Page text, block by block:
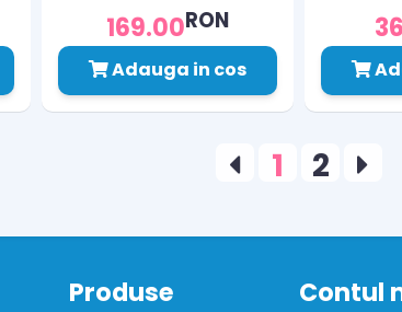
169.00RON
Adauga in cos
1 2
Produse Contul